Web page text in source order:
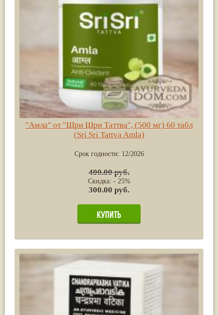
"Амла" от "Шри Шри Таттва", (500 мг) 60 табл
(Sri Sri Tattva Amla)
Срок годности: 12/2026
400.00 руб.
Скидка: - 25%
300.00 руб.